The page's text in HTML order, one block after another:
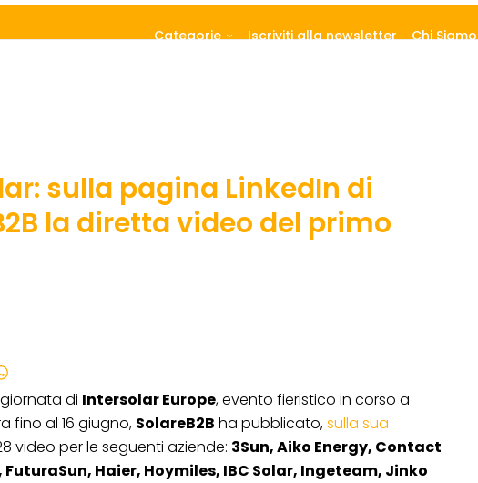
Categorie Iscriviti alla newsletter Chi Siamo
sulla pagina LinkedIn di
la diretta video del primo
di Intersolar Europe, evento fieristico in corso a
fino al 16 giugno, SolareB2B ha pubblicato,sulla sua
video per le seguenti aziende: 3Sun, Aiko Energy, Contact
FuturaSun, Haier, Hoymiles, IBC Solar, Ingeteam, Jinko